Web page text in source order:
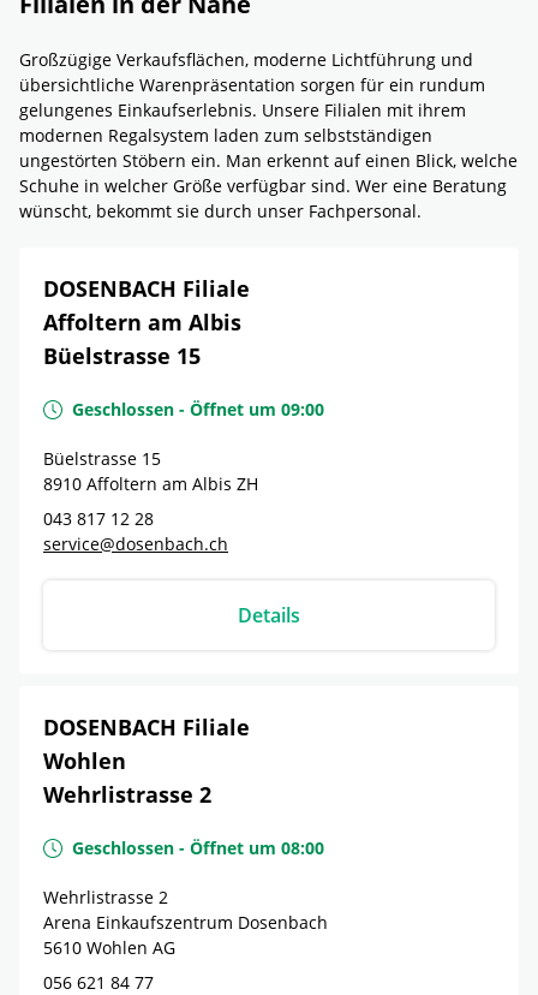
Großzügige Verkaufsflächen, moderne Lichtführung und
übersichtliche Warenpräsentation sorgen für ein rundum
gelungenes Einkaufserlebnis. Unsere Filialen mit ihrem
modernen Regalsystem laden zum selbstständigen
ungestörten Stöbern ein. Man erkennt auf einen Blick, welche
Schuhe in welcher Größe verfügbar sind. Wer eine Beratung
wünscht, bekommt sie durch unser Fachpersonal.
DOSENBACH Filiale
Affoltern am Albis
Büelstrasse 15
Geschlossen - Öffnet um 09:00
Büelstrasse 15
8910 Affoltern am Albis ZH
043 817 12 28
service@dosenbach.ch
Details
DOSENBACH Filiale
Wohlen
Wehrlistrasse 2
Geschlossen - Öffnet um 08:00
Wehrlistrasse 2
Arena Einkaufszentrum Dosenbach
5610 Wohlen AG
056 621 84 77